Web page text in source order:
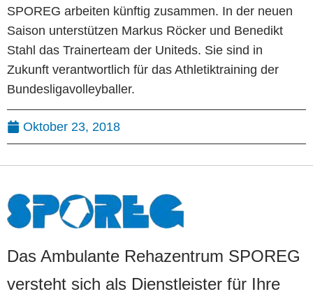
SPOREG arbeiten künftig zusammen. In der neuen
Saison unterstützen Markus Röcker und Benedikt
Stahl das Trainerteam der Uniteds. Sie sind in
Zukunft verantwortlich für das Athletiktraining der
Bundesligavolleyballer.
Oktober 23, 2018
Das Ambulante Rehazentrum SPOREG
versteht sich als Dienstleister für Ihre